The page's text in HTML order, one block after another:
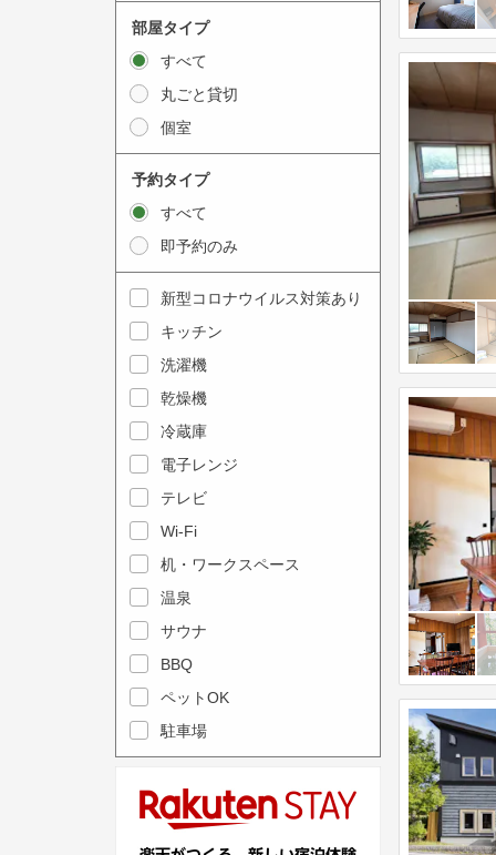
a
c
t
w
i
t
h
c
a
l
n
d
a
r
a
n
s
e
l
c
t
e
r
a
c
w
i
t
h
t
h
c
a
l
e
n
d
r
a
n
s
e
e
部屋タイプ
すべて
丸ごと貸切
個室
予約タイプ
すべて
即予約のみ
新型コロナウイルス対策あり
キッチン
洗濯機
乾燥機
冷蔵庫
電子レンジ
テレビ
Wi-Fi
机・ワークスペース
温泉
サウナ
BBQ
ペットOK
駐車場